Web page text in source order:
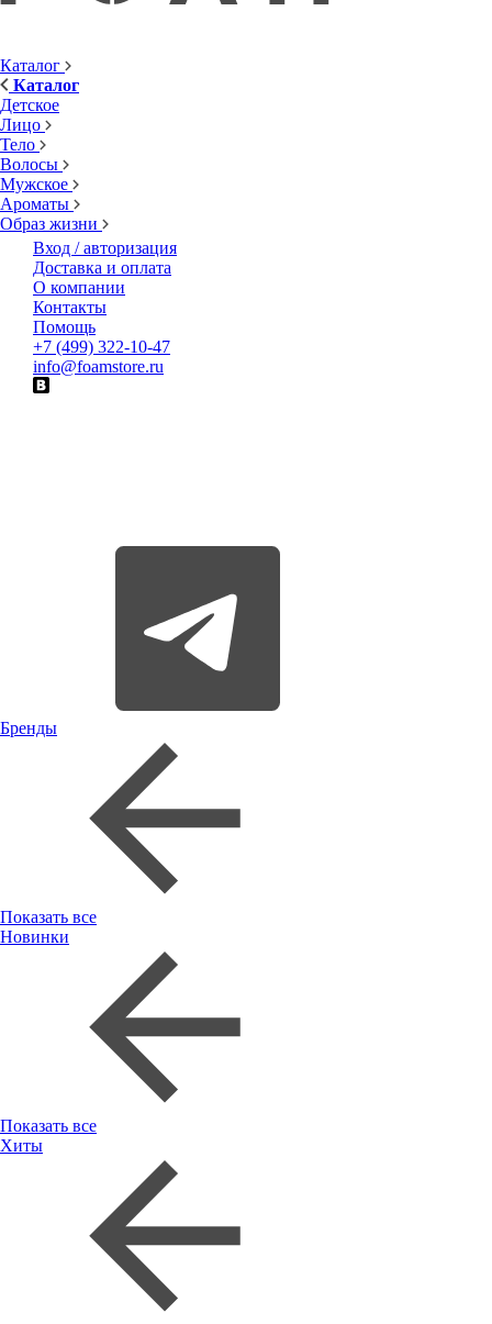
Каталог
Каталог
Детское
Лицо
Тело
Волосы
Мужское
Ароматы
Образ жизни
Вход / авторизация
Доставка и оплата
О компании
Контакты
Помощь
+7 (499) 322-10-47
info@foamstore.ru
Бренды
Показать все
Новинки
Показать все
Хиты